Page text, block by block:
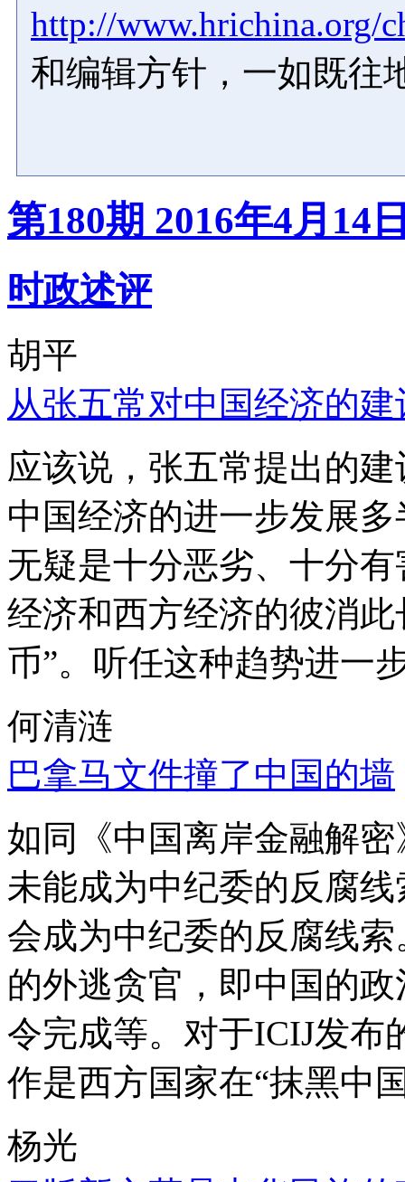
http://www.hrichina.org/
和编辑方针，一如既往
第180期 2016年4月14
时政述评
胡平
从张五常对中国经济的
应该说，张五常提出的
中国经济的进一步发展
无疑是十分恶劣、十分
经济和西方经济的彼消
币”。听任这种趋势进一
何清涟
巴拿马文件撞了中国的墙
如同《中国离岸金融解
未能成为中纪委的反腐
会成为中纪委的反腐线
的外逃贪官，即中国的
令完成等。对于ICIJ发布
作是西方国家在“抹黑中
杨光